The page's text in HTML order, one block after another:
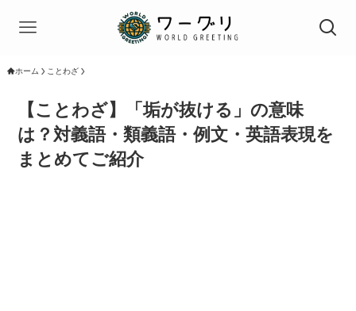
ホーム ことわざ
【ことわざ】「垢が抜ける」の意味
は？対義語・類義語・例文・英語表現を
まとめてご紹介